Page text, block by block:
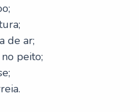
de ar;
peito;